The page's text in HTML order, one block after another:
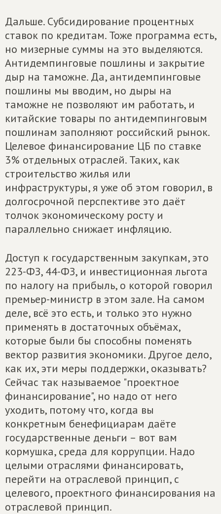
Дальше. Субсидирование процентных
ставок по кредитам. Тоже программа есть,
но мизерные суммы на это выделяются.
Антидемпинговые пошлины и закрытие
дыр на таможне. Да, антидемпинговые
пошлины мы вводим, но дыры на
таможне не позволяют им работать, и
китайские товары по антидемпинговым
пошлинам заполняют российский рынок.
Целевое финансирование ЦБ по ставке
3% отдельных отраслей. Таких, как
строительство жилья или
инфраструктуры, я уже об этом говорил, в
долгосрочной перспективе это даёт
толчок экономическому росту и
параллельно снижает инфляцию.
Доступ к государственным закупкам, это
223-ФЗ, 44-ФЗ, и инвестиционная льгота
по налогу на прибыль, о которой говорил
премьер-министр в этом зале. На самом
деле, всё это есть, и только это нужно
применять в достаточных объёмах,
которые были бы способны поменять
вектор развития экономики. Другое дело,
как их, эти меры поддержки, оказывать?
Сейчас так называемое "проектное
финансирование", но надо от него
уходить, потому что, когда вы
конкретным бенефициарам даёте
государственные деньги – вот вам
кормушка, среда для коррупции. Надо
целыми отраслями финансировать,
перейти на отраслевой принцип, с
целевого, проектного финансирования на
отраслевой принцип.